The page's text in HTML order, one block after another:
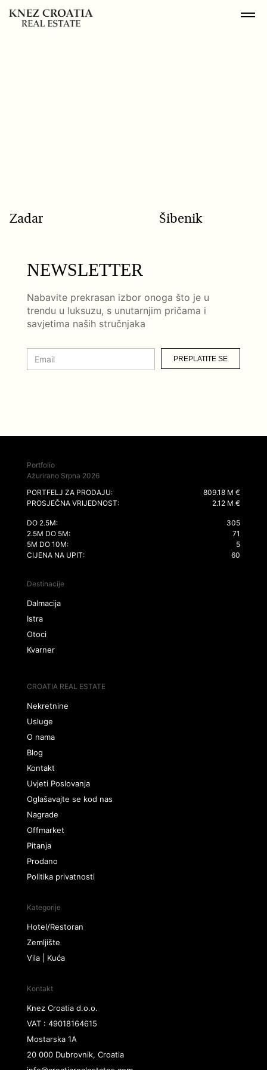
POPULAR SEARCH
Zadar Šibenik
NEWSLETTER
Nabavite prekrasan izbor onoga što je u
trendu u luksuzu, s unutarnjim pričama i
savjetima naših stručnjaka
PREPLATITE SE
Portfolio
Ažurirano Srpna 2026
PORTFELJ ZA PRODAJU:
809.18 M €
PROSJEČNA VRIJEDNOST:
2.12 M €
DO 2.5M:
305
2.5M DO 5M:
71
5M DO 10M:
5
CIJENA NA UPIT:
60
Destinacije
Dalmacija
Istra
Otoci
Kvarner
CROATIA REAL ESTATE
Nekretnine
Usluge
O nama
Blog
Kontakt
Uvjeti Poslovanja
Oglašavajte se kod nas
Nagrade
Offmarket
Pitanja
Prodano
Politika privatnosti
Kategorije
Hotel/Restoran
Zemljište
Vila | Kuća
Kontakt
Knez Croatia d.o.o.
VAT : 49018164615
Mostarska 1A
20 000 Dubrovnik, Croatia